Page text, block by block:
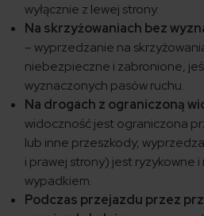
wyłącznie z lewej strony.
Na skrzyżowaniach bez
– wyprzedzanie na
niebezpieczne i zabronione,
wyznaczonych pasów ruchu.
Na drogach z ograniczoną
widoczność jest ograniczona
lub inne przeszkody,
i prawej strony) jest ryzykowne
wypadkiem.
Podczas przejazdu przez